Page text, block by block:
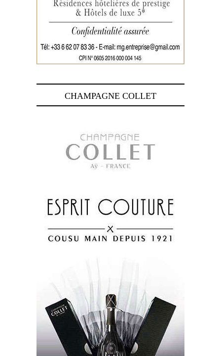
CHAMPAGNE COLLET